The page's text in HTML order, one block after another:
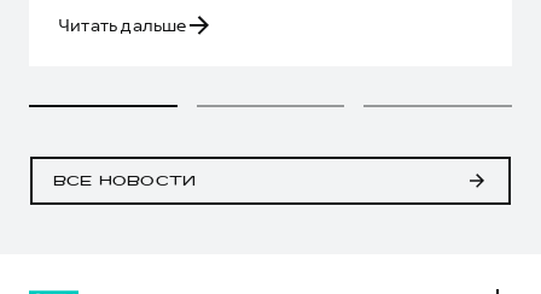
Читать дальше
ВСЕ НОВОСТИ